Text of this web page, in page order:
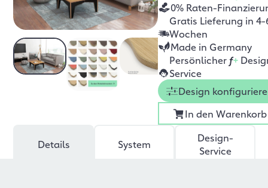
0% Raten-
Gratis Lieferung in 4-
Wochen
Made in Germany
Persönlicher f+
Service
Design
In den Warenkorb
Details System
Design-
Service